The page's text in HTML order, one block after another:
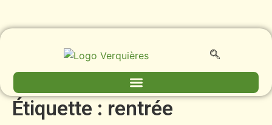
Étiquette : rentrée